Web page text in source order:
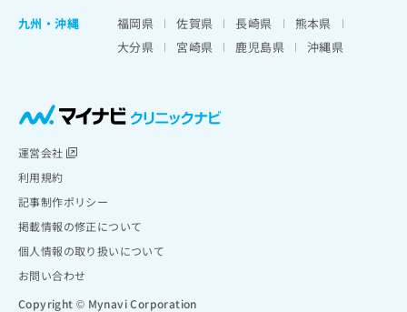
九州・沖縄
福岡県 佐賀県 長崎県
熊本県
大分県
宮崎県 鹿児島県 沖縄県
運営会社
利用規約
記事制作ポリシー
掲載情報の修正について
個人情報の取り扱いについて
お問い合わせ
Copyright © Mynavi Corporation